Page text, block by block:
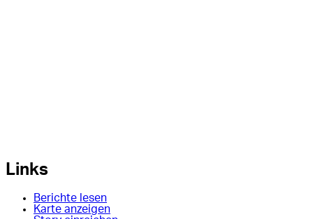
Links
Berichte lesen
Karte anzeigen